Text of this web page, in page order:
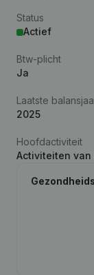
Status
Actief
Btw-plicht
Ja
Laatste
2025
Hoofdactiviteit
Activiteiten